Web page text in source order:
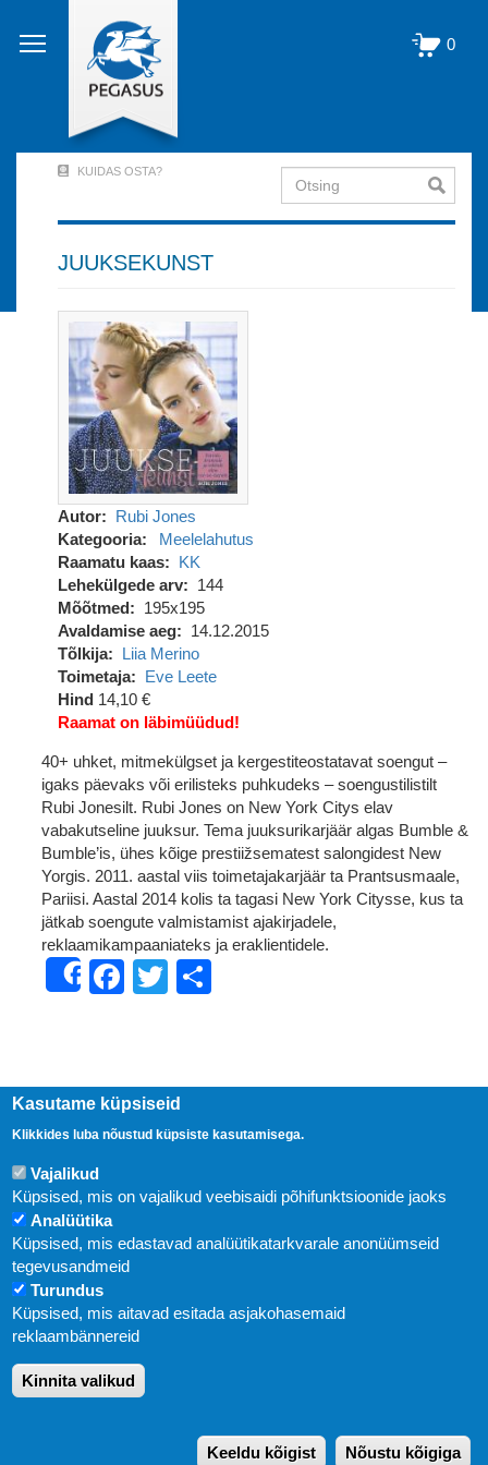
edasi
põhisisu
0
Account
Menu
out)
KUIDAS OSTA? Otsing
JUUKSEKUNST
Autor
Rubi Jones
Kategooria
Meelelahutus
Raamatu kaas
KK
Lehekülgede arv
144
Mõõtmed
195x195
Avaldamise aeg
14.12.2015
Tõlkija
Liia Merino
Toimetaja
Eve Leete
Hind 14,10 €
Raamat on läbimüüdud!
40+ uhket, mitmekülgset ja kergestiteostatavat soengut –
igaks päevaks või erilisteks puhkudeks – soengustilistilt
Rubi Jonesilt. Rubi Jones on New York Citys elav
vabakutseline juuksur. Tema juuksurikarjäär algas Bumble &
Bumble’is, ühes kõige prestiižsematest salongidest New
Yorgis. 2011. aastal viis toimetajakarjäär ta Prantsusmaale,
Pariisi. Aastal 2014 kolis ta tagasi New York Citysse, kus ta
jätkab soengute valmistamist ajakirjadele,
reklaamikampaaniateks ja eraklientidele.
ShareFacebook
Twitter
Uudised
KIRJASTUS PEGASUS OÜ © 2020
Paldiski mnt. 29 (A korpus VI korrus), Tallinn
E-post:pegasus[at]pegasus.ee
Kasutame küpsiseid
Klikkides luba nõustud küpsiste kasutamisega.
Vajalikud
Küpsised, mis on vajalikud veebisaidi põhifunktsioonide jaoks
Analüütika
Küpsised, mis edastavad analüütikatarkvarale anonüümseid
tegevusandmeid
Turundus
Küpsised, mis aitavad esitada asjakohasemaid
reklaambännereid
Kinnita valikud
Keeldu kõigist Nõustu kõigiga